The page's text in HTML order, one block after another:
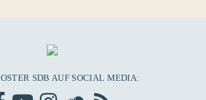
SDB AUF SOCIAL MEDIA: